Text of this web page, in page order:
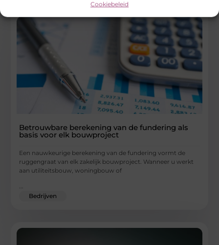
Cookiebeleid
Betrouwbare berekening van de fundering als
basis voor elk bouwproject
Een nauwkeurige berekening van de fundering vormt de
ruggengraat van elk zakelijk bouwproject. Wanneer u werkt
aan utiliteitsbouw, woningbouw of
Bedrijven